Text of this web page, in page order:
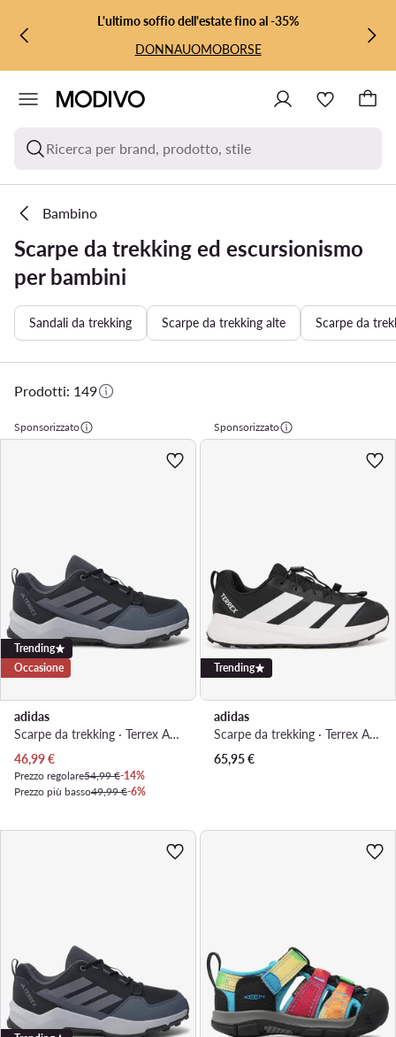
VAI AL CONTENUTO PRINCIPALE
VAI ALLA RICERCAL'ultimo soffio dell'estate fino al -35%
DONNAUOMOBORSE
Ricerca per brand, prodotto, stile
Bambino
Scarpe da trekking ed escursionismo
per bambini
Sandali da trekking Scarpe da trekking alte Scarpe da
Prodotti: 149
Sponsorizzato
Trending
Occasione
adidas
Scarpe da trekking · Terrex Ax4r IF6525 · Nero
Prezzo attuale
46,99€
Prezzo regolare54,99 €-14%
Prezzo più basso49,99 €-6%
Sponsorizzato
Trending
adidas
Scarpe da trekking · Terrex Agravic Trail Running Kids JR6633 · Nero
65,95€